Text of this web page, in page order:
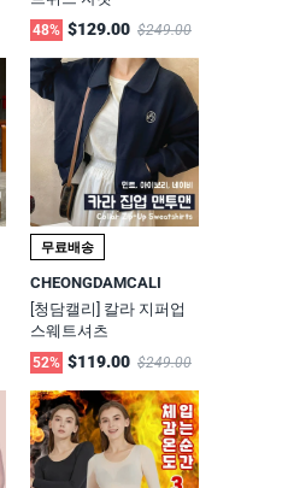
48% $129.00 $249.00
무료배송
CHEONGDAMCALI
[청담캘리] 칼라 지퍼업
스웨트셔츠
52% $119.00 $249.00